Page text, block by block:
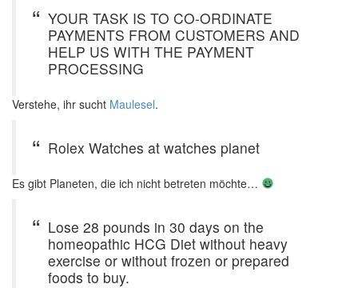
YOUR TASK IS TO CO-ORDINATE
PAYMENTS FROM CUSTOMERS AND
HELP US WITH THE PAYMENT
PROCESSING
Verstehe, ihr sucht Maulesel.
Rolex Watches at watches planet
Es gibt Planeten, die ich nicht betreten möchte…
Lose 28 pounds in 30 days on the
homeopathic HCG Diet without heavy
exercise or without frozen or prepared
foods to buy.